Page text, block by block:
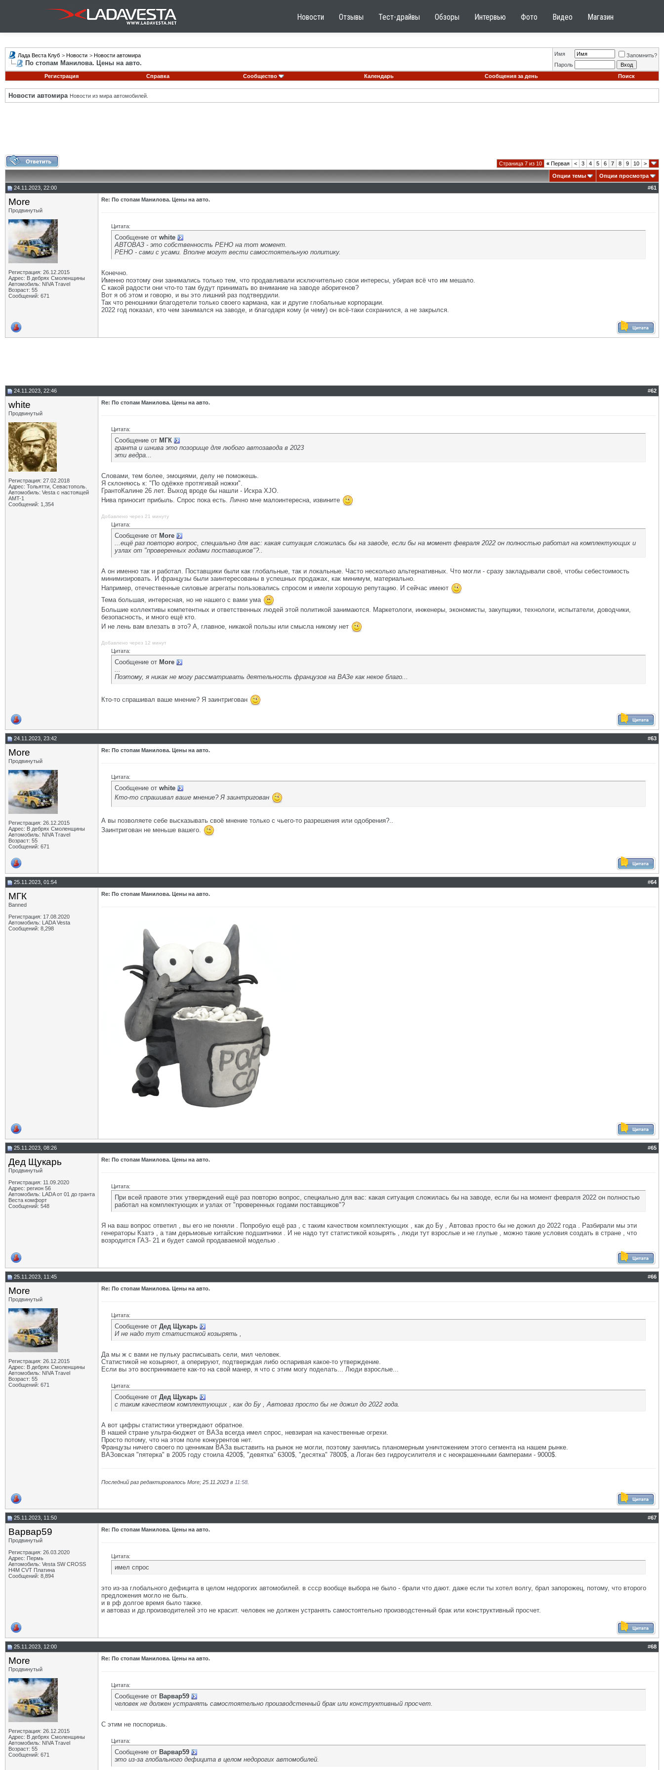
Новости Отзывы Тест-драйвы Обзоры Интервью Фото Видео Магазин
Лада Веста Клуб > Новости > Новости автомира
По стопам Манилова. Цены на авто.
Имя
Запомнить?
Пароль
Регистрация
Справка Сообщество Календарь Сообщения за день Поиск
Новости автомира Новости из мира автомобилей.
Страница 7 из 10 « Первая < 3 4 5 6 7 8 9 10 >
Опции темы
Опции просмотра
24.11.2023, 22:00
#61
More
Продвинутый
Регистрация: 26.12.2015
Адрес: В дебрях Смоленщины
Автомобиль: NIVA Travel
Возраст: 55
Сообщений: 671
Re: По стопам Манилова. Цены на авто.
Цитата:
Сообщение от white
АВТОВАЗ - это собственность РЕНО на тот момент.
РЕНО - сами с усами. Вполне могут вести самостоятельную политику.
Конечно.
Именно поэтому они занимались только тем, что продавливали исключительно свои интересы, убирая всё что им мешало.
С какой радости они что-то там будут принимать во внимание на заводе аборигенов?
Вот я об этом и говорю, и вы это лишний раз подтвердили.
Так что реношники благодетели только своего кармана, как и другие глобальные корпорации.
2022 год показал, кто чем занимался на заводе, и благодаря кому (и чему) он всё-таки сохранился, а не закрылся.
24.11.2023, 22:46 #62
white
Продвинутый
Регистрация: 27.02.2018
Адрес: Тольятти, Севастополь.
Автомобиль: Vesta с настоящей
AMT-1
Сообщений: 1,354
Re: По стопам Манилова. Цены на авто.
Цитата:
Сообщение от МГК
гранта и шнива это позорище для любого автозавода в 2023
эти ведра...
Словами, тем более, эмоциями, делу не поможешь.
Я склоняюсь к: "По одёжке протягивай ножки".
ГрантоКалине 26 лет. Выход вроде бы нашли - Искра XJO.
Нива приносит прибыль. Спрос пока есть. Лично мне малоинтересна, извините
Добавлено через 21 минуту
Цитата:
Сообщение от More
...ещё раз повторю вопрос, специально для вас: какая ситуация сложилась бы на заводе, если бы на момент февраля 2022 он полностью работал на комплектующих и
узлах от "проверенных годами поставщиков"?..
А он именно так и работал. Поставщики были как глобальные, так и локальные. Часто несколько альтернативных. Что могли - сразу закладывали своё, чтобы себестоимость
минимизировать. И французы были заинтересованы в успешных продажах, как минимум, материально.
Например, отечественные силовые агрегаты пользовались спросом и имели хорошую репутацию. И сейчас имеют
Тема большая, интересная, но не нашего с вами ума
Большие коллективы компетентных и ответственных людей этой политикой занимаются. Маркетологи, инженеры, экономисты, закупщики, технологи, испытатели, доводчики,
безопасность, и много ещё кто.
И не лень вам влезать в это? А, главное, никакой пользы или смысла никому нет
Добавлено через 12 минут
Цитата:
Сообщение от More
...
Поэтому, я никак не могу рассматривать деятельность французов на ВАЗе как некое благо...
Кто-то спрашивал ваше мнение? Я заинтригован
24.11.2023, 23:42 #63
More
Продвинутый
Регистрация: 26.12.2015
Адрес: В дебрях Смоленщины
Автомобиль: NIVA Travel
Возраст: 55
Сообщений: 671
Re: По стопам Манилова. Цены на авто.
Цитата:
Сообщение от white
Кто-то спрашивал ваше мнение? Я заинтригован
А вы позволяете себе высказывать своё мнение только с чьего-то разрешения или одобрения?..
Заинтригован не меньше вашего.
25.11.2023, 01:54 #64
МГК
Banned
Регистрация: 17.08.2020
Автомобиль: LADA Vesta
Сообщений: 8,298
Re: По стопам Манилова. Цены на авто.
25.11.2023, 08:26 #65
Дед Щукарь
Продвинутый
Регистрация: 11.09.2020
Адрес: регион 56
Автомобиль: LADA от 01 до гранта
Веста комфорт
Сообщений: 548
Re: По стопам Манилова. Цены на авто.
Цитата:
При всей правоте этих утверждений ещё раз повторю вопрос, специально для вас: какая ситуация сложилась бы на заводе, если бы на момент февраля 2022 он полностью
работал на комплектующих и узлах от "проверенных годами поставщиков"?
Я на ваш вопрос ответил , вы его не поняли . Попробую ещё раз , с таким качеством комплектующих , как до Бу , Автоваз просто бы не дожил до 2022 года . Разбирали мы эти
генераторы Кзатэ , а там дерьмовые китайские подшипники . И не надо тут статистикой козырять , люди тут взрослые и не глупые , можно такие условия создать в стране , что
возродится ГАЗ- 21 и будет самой продаваемой моделью .
25.11.2023, 11:45 #66
More
Продвинутый
Регистрация: 26.12.2015
Адрес: В дебрях Смоленщины
Автомобиль: NIVA Travel
Возраст: 55
Сообщений: 671
Re: По стопам Манилова. Цены на авто.
Цитата:
Сообщение от Дед Щукарь
И не надо тут статистикой козырять ,
Да мы ж с вами не пульку расписывать сели, мил человек.
Статистикой не козыряют, а оперируют, подтверждая либо оспаривая какое-то утверждение.
Если вы это воспринимаете как-то на свой манер, я что с этим могу поделать... Люди взрослые...
Цитата:
Сообщение от Дед Щукарь
с таким качеством комплектующих , как до Бу , Автоваз просто бы не дожил до 2022 года.
А вот цифры статистики утверждают обратное.
В нашей стране ультра-бюджет от ВАЗа всегда имел спрос, невзирая на качественные огрехи.
Просто потому, что на этом поле конкурентов нет.
Французы ничего своего по ценникам ВАЗа выставить на рынок не могли, поэтому занялись планомерным уничтожением этого сегмента на нашем рынке.
ВАЗовская "пятерка" в 2005 году стоила 4200$, "девятка" 6300$, "десятка" 7800$, а Логан без гидроусилителя и с неокрашенными бамперами - 9000$.
Последний раз редактировалось More; 25.11.2023 в 11:58
25.11.2023, 11:50 #67
Варвар59
Продвинутый
Регистрация: 26.03.2020
Адрес: Пермь
Автомобиль: Vesta SW CROSS
H4M CVT Платина
Сообщений: 8,894
Re: По стопам Манилова. Цены на авто.
Цитата:
имел спрос
это из-за глобального дефицита в целом недорогих автомобилей. в ссср вообще выбора не было - брали что дают. даже если ты хотел волгу, брал запорожец, потому, что второго
предложения могло не быть.
и в рф долгое время было также.
и автоваз и др.производителей это не красит. человек не должен устранять самостоятельно производстенный брак или конструктивный просчет.
25.11.2023, 12:00 #68
More
Продвинутый
Регистрация: 26.12.2015
Адрес: В дебрях Смоленщины
Автомобиль: NIVA Travel
Возраст: 55
Сообщений: 671
Re: По стопам Манилова. Цены на авто.
Цитата:
Сообщение от Варвар59
человек не должен устранять самостоятельно производстенный брак или конструктивный просчет.
С этим не поспоришь.
Цитата:
Сообщение от Варвар59
это из-за глобального дефицита в целом недорогих автомобилей.